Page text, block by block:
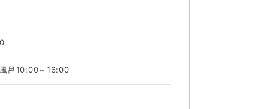
10:00～16:00